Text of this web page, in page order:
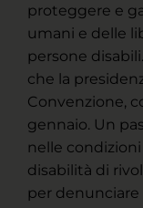
proteggere e
umani e delle
persone
che la
Convenzione,
gennaio. Un
nelle
disabilità di
per